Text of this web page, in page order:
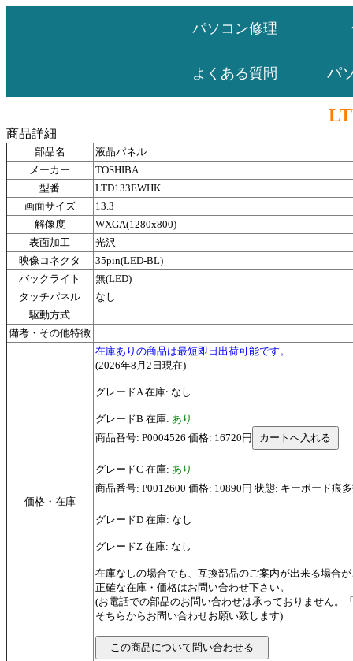
パソコン修理
よくある質問 パ
商品詳細
部品名
液晶パネル
メーカー
TOSHIBA
型番
LTD133EWHK
画面サイズ
13.3
解像度
WXGA(1280x800)
表面加工
光沢
映像コネクタ
35pin(LED-BL)
バックライト
無(LED)
タッチパネル
なし
駆動方式
備考・その他特徴
価格・在庫
在庫ありの商品は最短即日出荷可能です。
(2026年8月2日現在)
グレードA 在庫: なし
グレードB 在庫: あり
商品番号: P0004526 価格: 16720円
グレードC 在庫: あり
商品番号: P0012600 価格: 10890円 状態: キーボード痕
グレードD 在庫: なし
グレードZ 在庫: なし
在庫なしの場合でも、互換部品のご案内が出来る場合
正確な在庫・価格はお問い合わせ下さい。
(お電話での部品のお問い合わせは承っておりません。
そちらからお問い合わせお願い致します)